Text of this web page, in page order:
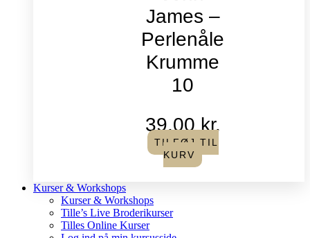
James –
Perlenåle
Krumme
10
39,00kr.
TILFØJ TIL
KURV
Kurser & Workshops
Kurser & Workshops
Tille’s Live Broderikurser
Tilles Online Kurser